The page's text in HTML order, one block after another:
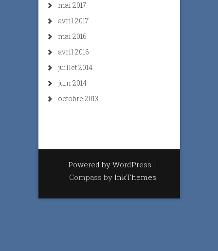
mai 2017
avril 2017
mai 2016
avril 2016
juillet 2014
juin 2014
octobre 2013
Powered by WordPress |
Compass by InkThemes.